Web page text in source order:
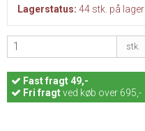
Lagerstatus: 44 stk. på lager
stk.
Fastfragt 49,-
Fri fragtved køb over 695,-